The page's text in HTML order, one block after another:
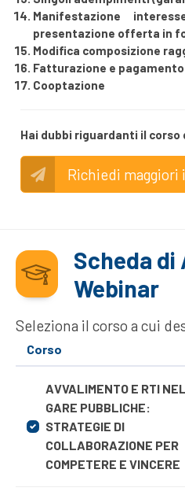
Manifestazione
presentazione offerta in
Modifica composizione
Fatturazione e pagamento
Cooptazione
Hai dubbi riguardanti il
Richiedi maggiori
Scheda di
Webinar
Seleziona il corso a cui
Corso
AVVALIMENTO E RTI
GARE PUBBLICHE:
STRATEGIE DI
COLLABORAZIONE PER
COMPETERE E VINCERE